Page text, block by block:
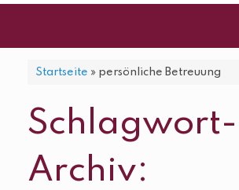
Startseite » persönliche Betreuung
Schlagwort-
Archiv: